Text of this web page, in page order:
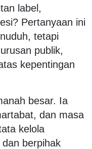
label,
Pertanyaan ini
tetapi
publik,
kepentingan
besar. Ia
dan masa
kelola
berpihak